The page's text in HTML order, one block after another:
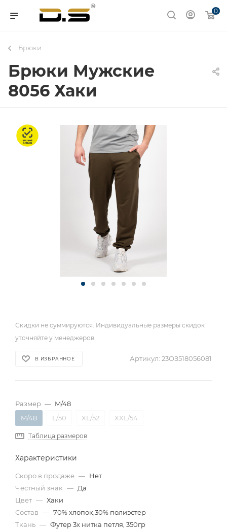
0
Брюки
Брюки Мужские
8056 Хаки
Честный знак
В ИЗБРАННОЕ Артикул: 23ОЗ518056081
Размер — M/48
M/48
L/50 XL/52 XXL/54
Таблица размеров
Характеристики
Скоро в продаже — Нет
Честный знак — Да
Цвет — Хаки
Состав — 70% хлопок,30% полиэстер
Ткань — Футер 3х нитка петля, 350гр
Скидки не суммируются. Индивидуальные размеры скидок
уточняйте у менеджеров.